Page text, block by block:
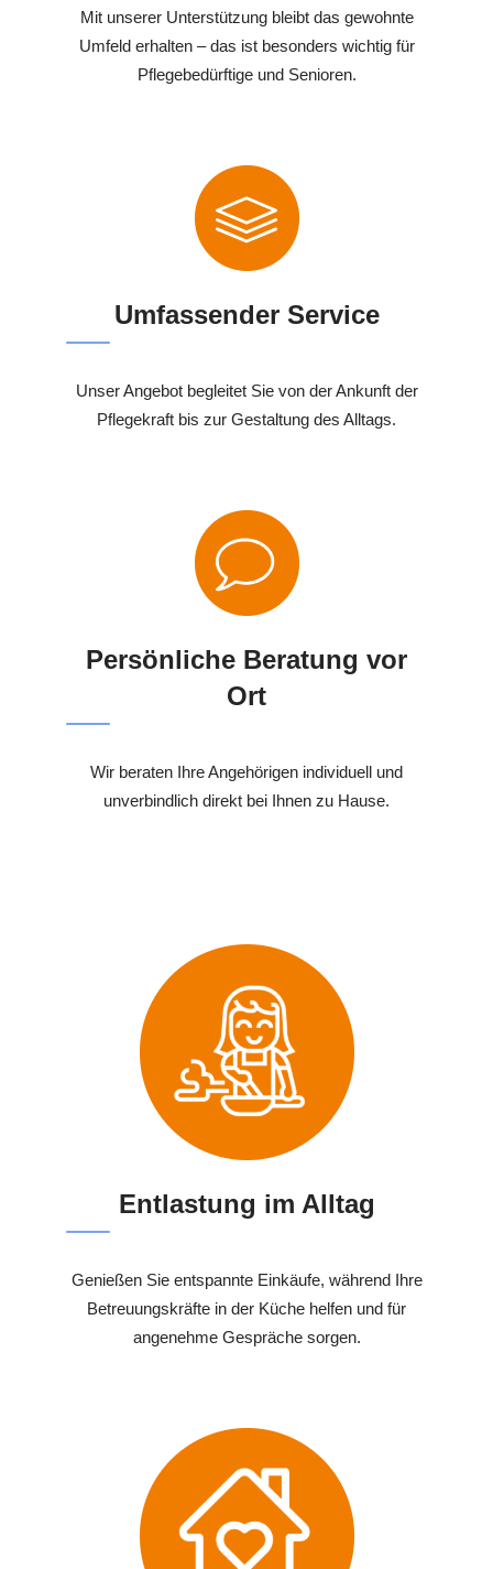
Mit unserer Unterstützung bleibt das gewohnte
Umfeld erhalten – das ist besonders wichtig für
Pflegebedürftige und Senioren.
Umfassender Service
Unser Angebot begleitet Sie von der Ankunft der
Pflegekraft bis zur Gestaltung des Alltags.
Persönliche Beratung vor
Ort
Wir beraten Ihre Angehörigen individuell und
unverbindlich direkt bei Ihnen zu Hause.
Entlastung im Alltag
Genießen Sie entspannte Einkäufe, während Ihre
Betreuungskräfte in der Küche helfen und für
angenehme Gespräche sorgen.